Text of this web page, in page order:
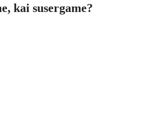
kai susergame?